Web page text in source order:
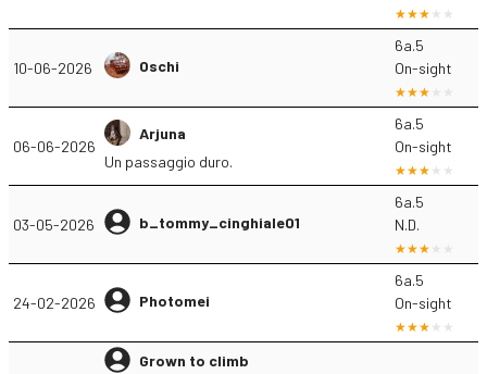
10-06-2026 Oschi
6a.5
On-sight
06-06-2026
Arjuna
Un passaggio duro.
6a.5
On-sight
03-05-2026 b_tommy_cinghiale01
6a.5
N.D.
24-02-2026 Photomei
6a.5
On-sight
Grown to climb